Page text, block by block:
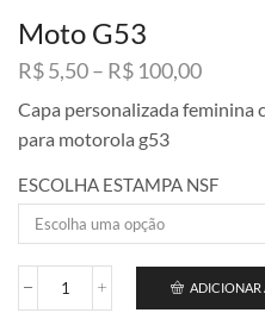
Moto G53
R$5,50– R$ 100,00Faixa
preço:
R$
Capa personalizada feminina
para motorola g53
ESCOLHA ESTAMPA NSF
Moto
ADICIONAR